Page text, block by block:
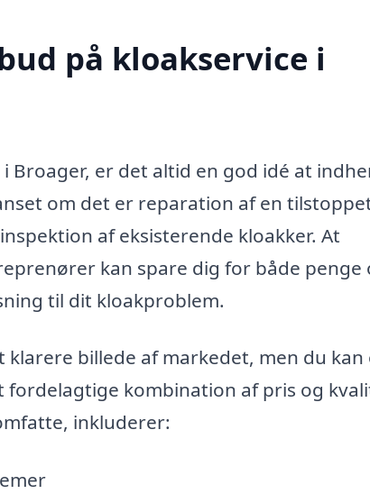
på kloakservice i
Broager, er det altid en god idé at
om det er reparation af en
af eksisterende kloakker. At
kan spare dig for både penge
til dit kloakproblem.
billede af markedet, men du kan
kombination af pris og
inkluderer: